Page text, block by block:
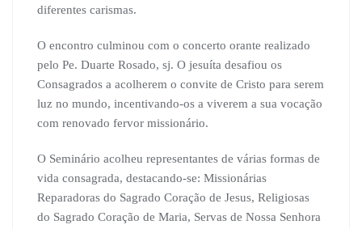
diferentes carismas.
O encontro culminou com o concerto orante realizado
pelo Pe. Duarte Rosado, sj. O jesuíta desafiou os
Consagrados a acolherem o convite de Cristo para serem
luz no mundo, incentivando-os a viverem a sua vocação
com renovado fervor missionário.
O Seminário acolheu representantes de várias formas de
vida consagrada, destacando-se: Missionárias
Reparadoras do Sagrado Coração de Jesus, Religiosas
do Sagrado Coração de Maria, Servas de Nossa Senhora